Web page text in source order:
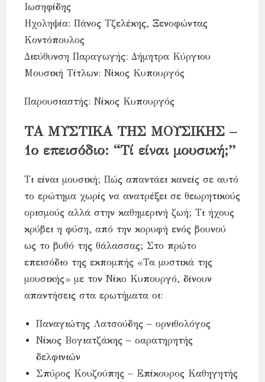
Ιωσηφίδης
Ηχοληψία: Πάνος Τζελέκης, Ξενοφώντας
Κοντόπουλος
Διεύθυνση Παραγωγής: Δήμητρα Κύργιου
Μουσική Τίτλων: Νίκος Κυπουργός
Παρουσιαστής: Νίκος Κυπουργός
ΤΑ ΜΥΣΤΙΚΑ ΤΗΣ ΜΟΥΣΙΚΗΣ –
1ο επεισόδιο: “Τί είναι μουσική;”
Τι είναι μουσική; Πώς απαντάει κανείς σε αυτό
το ερώτημα χωρίς να ανατρέξει σε θεωρητικούς
ορισμούς αλλά στην καθημερινή ζωή; Τι ήχους
κρύβει η φύση, από την κορυφή ενός βουνού
ως το βυθό της θάλασσας; Στο πρώτο
επεισόδιο της εκπομπής «Τα μυστικά της
μουσικής» με τον Νίκο Κυπουργό, δίνουν
απαντήσεις στα ερωτήματα οι:
Παναγιώτης Λατσούδης – ορνιθολόγος
Νίκος Βογιατζάκης – οαρατηρητής
δελφινιών
Σπύρος Κουζούπης – Επίκουρος Καθηγητής